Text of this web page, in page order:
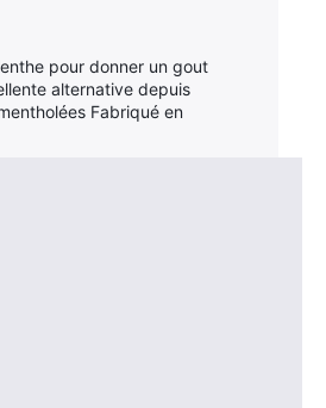
pour donner un gout
alternative depuis
Fabriqué en